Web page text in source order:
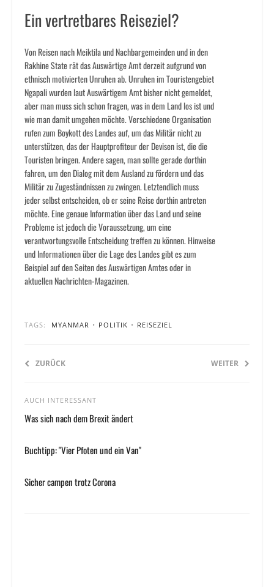
Ein vertretbares Reiseziel?
Von Reisen nach Meiktila und Nachbargemeinden und in den
Rakhine State rät das Auswärtige Amt derzeit aufgrund von
ethnisch motivierten Unruhen ab. Unruhen im Touristengebiet
Ngapali wurden laut Auswärtigem Amt bisher nicht gemeldet,
aber man muss sich schon fragen, was in dem Land los ist und
wie man damit umgehen möchte. Verschiedene Organisation
rufen zum Boykott des Landes auf, um das Militär nicht zu
unterstützen, das der Hauptprofiteur der Devisen ist, die die
Touristen bringen. Andere sagen, man sollte gerade dorthin
fahren, um den Dialog mit dem Ausland zu fördern und das
Militär zu Zugeständnissen zu zwingen. Letztendlich muss
jeder selbst entscheiden, ob er seine Reise dorthin antreten
möchte. Eine genaue Information über das Land und seine
Probleme ist jedoch die Voraussetzung, um eine
verantwortungsvolle Entscheidung treffen zu können. Hinweise
und Informationen über die Lage des Landes gibt es zum
Beispiel auf den Seiten des Auswärtigen Amtes oder in
aktuellen Nachrichten-Magazinen.
TAGS: MYANMAR • POLITIK • REISEZIEL
ZURÜCK WEITER
AUCH INTERESSANT
Was sich nach dem Brexit ändert
Buchtipp: "Vier Pfoten und ein Van"
Sicher campen trotz Corona